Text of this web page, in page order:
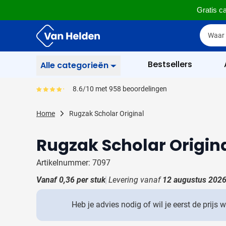
Gratis
Ga naar de inhoud Zoek
Zoek
Alle categorieën
Schrijfwaren
Toon submenu voor
Weggevertjes
Multimedia
Toon submenu voor
Tassen
Toon submenu voor
Gereedschap & Veiligheid
Toon submenu voor
Bestsellers
Gemiddeld reviewpercentage is 86
8.6/10 met 958 beoordelingen
Home Rugzak Scholar Original
Rugzak Scholar
Artikelnummer: 7097
Vanaf0,36 per stuk Levering vanaf 12 augustus 2026
Heb je advies nodig of wil je eerst de prijs